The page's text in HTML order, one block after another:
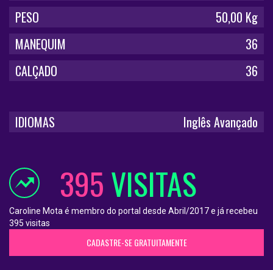
PESO
50,00 Kg
MANEQUIM
36
CALÇADO
36
IDIOMAS Inglês Avançado
395VISITAS
Caroline Mota é membro do portal desde Abril/2017 e já recebeu
395 visitas
CADASTRE-SE GRATUITAMENTE